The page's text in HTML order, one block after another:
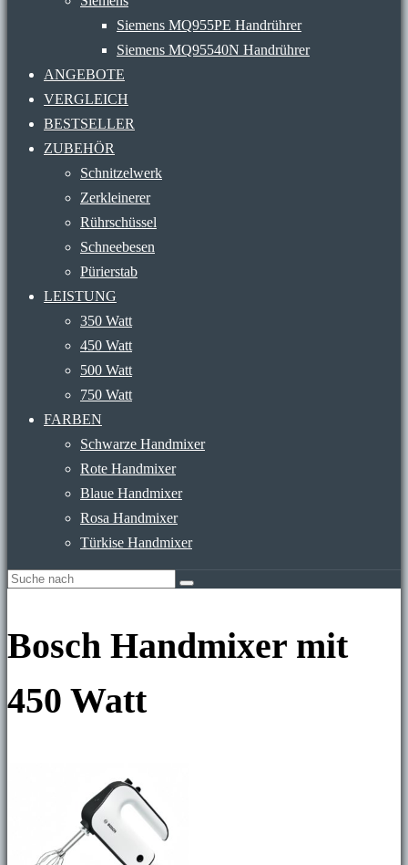
Siemens MQ955PE Handrührer
Siemens MQ95540N Handrührer
ANGEBOTE
VERGLEICH
BESTSELLER
ZUBEHÖR
Schnitzelwerk
Zerkleinerer
Rührschüssel
Schneebesen
Pürierstab
LEISTUNG
350 Watt
450 Watt
500 Watt
750 Watt
FARBEN
Schwarze Handmixer
Rote Handmixer
Blaue Handmixer
Rosa Handmixer
Türkise Handmixer
Bosch Handmixer mit
450 Watt